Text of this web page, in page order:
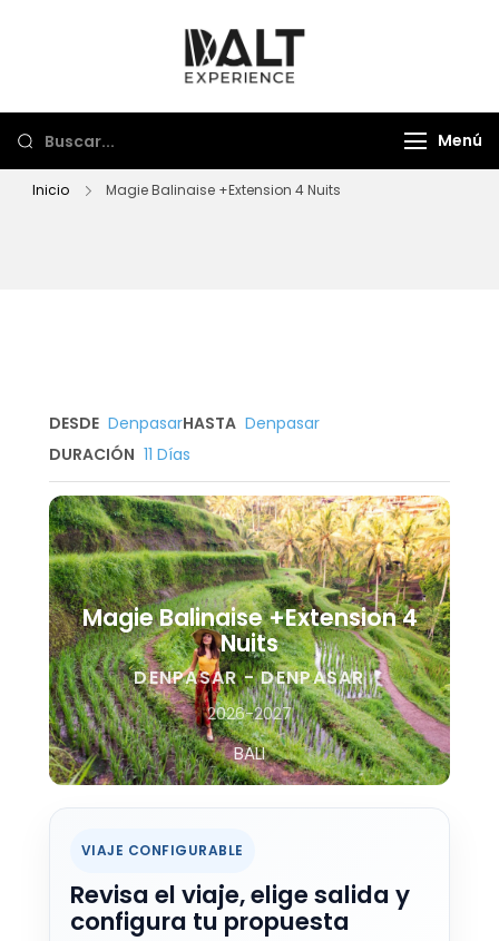
Menú
Inicio Magie Balinaise +Extension 4 Nuits
DESDE DenpasarHASTA Denpasar
DURACIÓN 11 Días
Magie Balinaise +Extension 4
Nuits
DENPASAR - DENPASAR
2026-2027
BALI
VIAJE CONFIGURABLE
Revisa el viaje, elige salida y
configura tu propuesta